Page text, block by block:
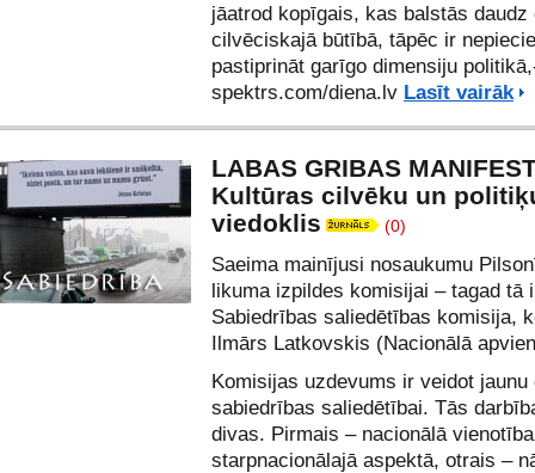
jāatrod kopīgais, kas balstās daudz
cilvēciskajā būtībā, tāpēc ir
pastiprināt garīgo dimensiju
spektrs.com/diena.lv Lasīt vairāk
LABAS GRIBAS
Kultūras cilvēku un
viedoklis
(0)
Saeima mainījusi nosaukumu
likuma izpildes komisijai – tagad tā
Sabiedrības saliedētības komisija,
Ilmārs Latkovskis (Nacionālā
Komisijas uzdevums ir veidot jaunu
sabiedrības saliedētībai. Tās
divas. Pirmais – nacionālā vienotība
starpnacionālajā aspektā, otrais –